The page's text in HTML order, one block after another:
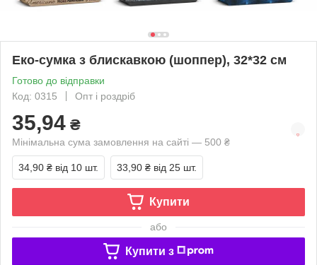
Еко-сумка з блискавкою (шоппер), 32*32 см
Готово до відправки
Код: 0315
Опт і роздріб
35,94 ₴
Мінімальна сума замовлення на сайті — 500 ₴
34,90 ₴ від 10 шт. 33,90 ₴ від 25 шт.
Купити
або
Купити з